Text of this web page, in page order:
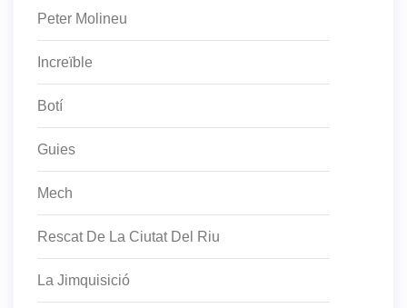
Peter Molineu
Increïble
Botí
Guies
Mech
Rescat De La Ciutat Del Riu
La Jimquisició